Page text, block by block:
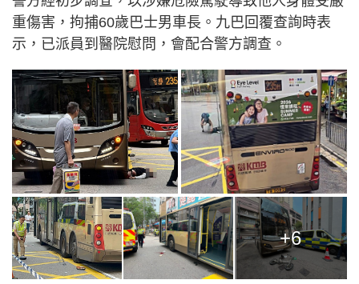
重傷害，拘捕60歲巴士男車長。九巴回覆查詢時表
示，已派員到醫院慰問，會配合警方調查。
+6